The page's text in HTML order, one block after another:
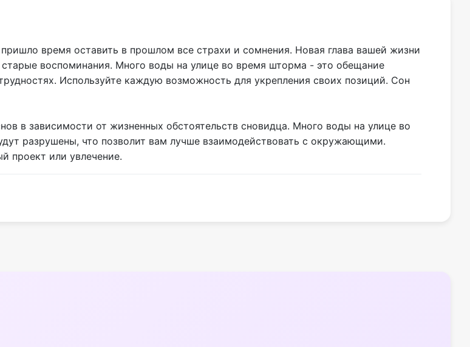
время оставить в прошлом все страхи и сомнения. Новая глава вашей жизни
старые воспоминания. Много воды на улице во время шторма - это обещание
Используйте каждую возможность для укрепления своих позиций. Сон
в зависимости от жизненных обстоятельств сновидца. Много воды на улице во
разрушены, что позволит вам лучше взаимодействовать с окружающими.
проект или увлечение.